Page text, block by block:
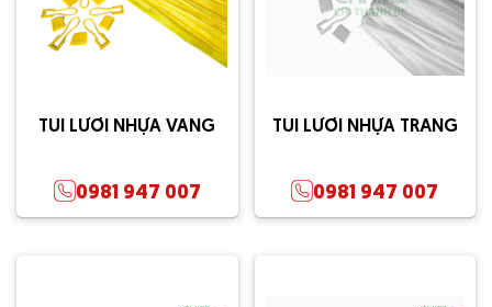
TÚI LƯỚI NHỰA VÀNG
0981 947 007
TÚI LƯỚI NHỰA TRẮNG
0981 947 007